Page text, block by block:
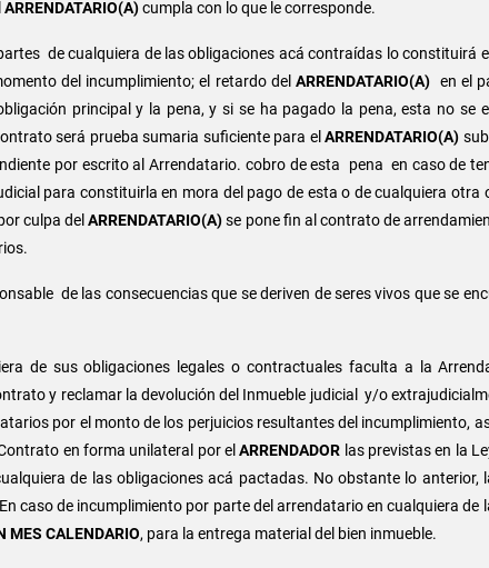
ARRENDATARIO(A)cumpla con lo que le corresponde.
de cualquiera de las obligaciones acá contraídas lo constituirá
del incumplimiento; el retardo delARRENDATARIO(A) en el
principal y la pena, y si se ha pagado la pena, esta no se
será prueba sumaria suficiente para el ARRENDATARIO(A)
por escrito al Arrendatario. cobro de esta pena en caso de
para constituirla en mora del pago de esta o de cualquiera otra
culpa delARRENDATARIO(A)se pone fin al contrato de
de las consecuencias que se deriven de seres vivos que se
de sus obligaciones legales o contractuales faculta a la
y reclamar la devolución del Inmueble judicial y/o
por el monto de los perjuicios resultantes del incumplimiento,
en forma unilateral por elARRENDADOR las previstas en la
de las obligaciones acá pactadas. No obstante lo anterior,
En caso de incumplimiento por parte del arrendatario en cualquiera de
MES CALENDARIO, para la entrega material del bien inmueble.